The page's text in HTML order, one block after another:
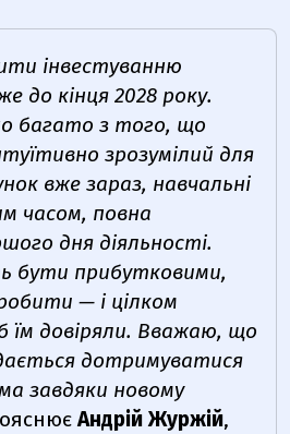
інвестуванню
до кінця 2028 року.
багато з того, що
зрозумілий для
вже зараз, навчальні
часом, повна
дня діяльності.
бути прибутковими,
— і цілком
їм довіряли. Вважаю, що
дотримуватися
завдяки новому
Андрій Журжій,